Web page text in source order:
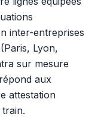
inter-entreprises
Lyon,
sur mesure
aux
attestation